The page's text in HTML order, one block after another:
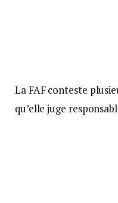
La FAF conteste
qu’elle juge